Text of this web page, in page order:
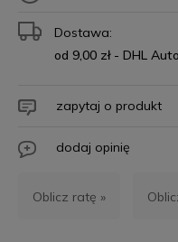
Dostawa:
od 9,00 zł - DHL
zapytaj o produkt
dodaj opinię
Oblicz ratę »